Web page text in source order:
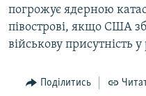
Усі сайти RFE/RL
погрожує ядерною
півострові, якщо США
військову присутність у
Поділитись